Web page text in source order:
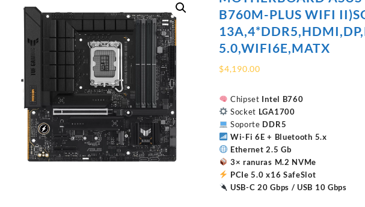
B760M-PLUS WIFI
5.0,WIFI6E,MATX
$4,190.00
Chipset Intel B760
Socket LGA1700
Soporte DDR5
Wi-Fi 6E + Bluetooth 5.x
Ethernet 2.5 Gb
3× ranuras M.2 NVMe
PCIe 5.0 x16 SafeSlot
USB-C 20 Gbps / USB 10 Gbps